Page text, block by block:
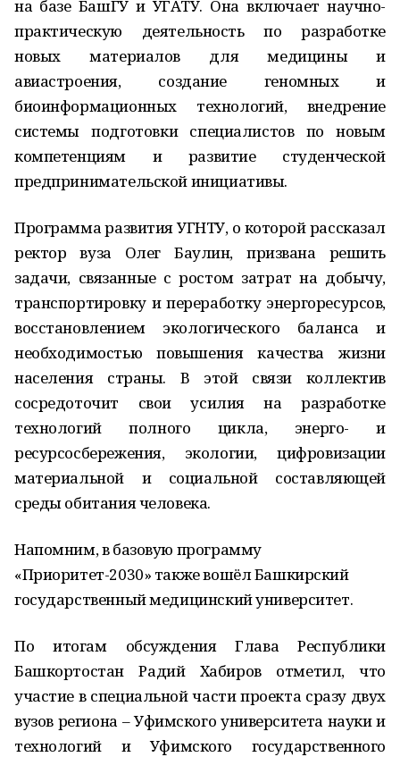
на базе БашГУ и УГАТУ. Она включает научно-
практическую деятельность по разработке
новых материалов для медицины и
авиастроения, создание геномных и
биоинформационных технологий, внедрение
системы подготовки специалистов по новым
компетенциям и развитие студенческой
предпринимательской инициативы.
Программа развития УГНТУ, о которой рассказал
ректор вуза Олег Баулин, призвана решить
задачи, связанные с ростом затрат на добычу,
транспортировку и переработку энергоресурсов,
восстановлением экологического баланса и
необходимостью повышения качества жизни
населения страны. В этой связи коллектив
сосредоточит свои усилия на разработке
технологий полного цикла, энерго- и
ресурсосбережения, экологии, цифровизации
материальной и социальной составляющей
среды обитания человека.
Напомним, в базовую программу
«Приоритет-2030» также вошёл Башкирский
государственный медицинский университет.
По итогам обсуждения Глава Республики
Башкортостан Радий Хабиров отметил, что
участие в специальной части проекта сразу двух
вузов региона – Уфимского университета науки и
технологий и Уфимского государственного